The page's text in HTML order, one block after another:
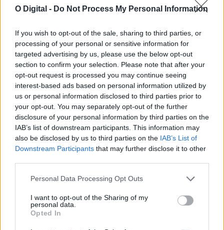
O Digital - Do Not Process My Personal Information
If you wish to opt-out of the sale, sharing to third parties, or
processing of your personal or sensitive information for
targeted advertising by us, please use the below opt-out
section to confirm your selection. Please note that after your
opt-out request is processed you may continue seeing
interest-based ads based on personal information utilized by
us or personal information disclosed to third parties prior to
your opt-out. You may separately opt-out of the further
disclosure of your personal information by third parties on the
IAB’s list of downstream participants. This information may
also be disclosed by us to third parties on the IAB’s List of
Downstream Participants that may further disclose it to other
Personal Data Processing Opt Outs
I want to opt-out of the Sharing of my
personal data.
Opted In
O autor natural de Estremoz Carlos Silva vai apresentar o seu
quarto livro, intitulado...
7 Agosto, 2026 - 19:00
Portel inicia hoje «Agosto em Festa» com Festival Internacional
de Folclore
O XXVIII Festival Internacional de Folclore decorre entre esta